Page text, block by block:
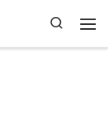
Search